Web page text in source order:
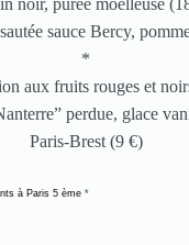
noir, purée moelleuse
sauce Bercy,
*
aux fruits rouges et
perdue, glace
Paris-Brest (9 €)
à Paris 5 ème *